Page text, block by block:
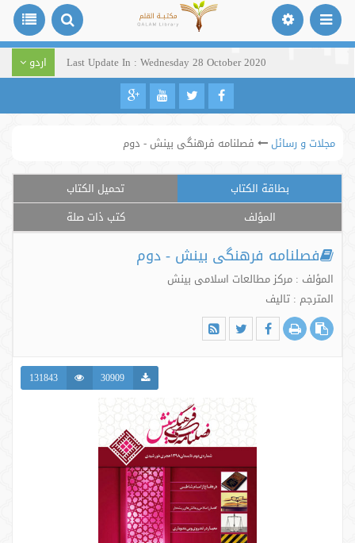
Last Update In : Wednesday 28 October 2020 اردو
مجلات و رسائل فصلنامه فرهنگی بینش - دوم
بطاقة الكتاب
تحميل الكتاب
المؤلف
كتب ذات صلة
فصلنامه فرهنگی بینش - دوم
المؤلف : مرکز مطالعات اسلامی بینش
المترجم : تالیف
30909
131843